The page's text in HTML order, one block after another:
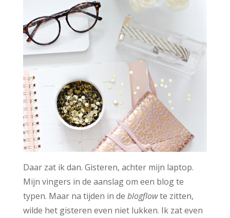
Daar zat ik dan. Gisteren, achter mijn laptop.
Mijn vingers in de aanslag om een blog te
typen. Maar na tijden in de blogflowte zitten,
wilde het gisteren even niet lukken. Ik zat even